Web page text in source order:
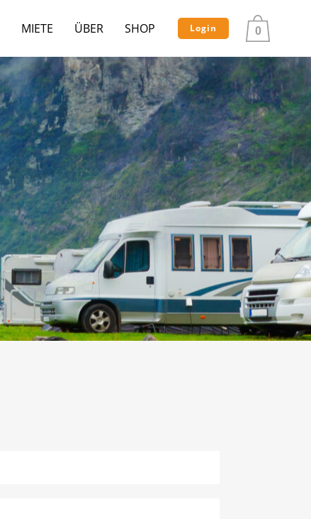
Login 0
MIETE ÜBER SHOP